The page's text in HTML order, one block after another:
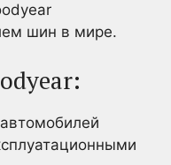
шин в мире.